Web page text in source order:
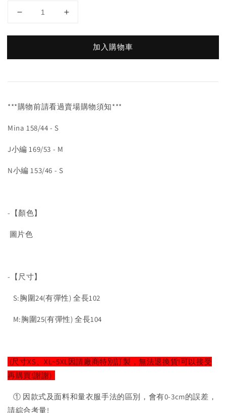
加入購物車
***購物前請看過賣場購物須知***
Mina 158/44 - S
J小編 169/53 - M
N小編 153/46 - S
-【顏色】
圖片色
-【尺寸】
S:胸圍24(有彈性) 全長102
M:胸圍25(有彈性) 全長104
(尺寸XS、XL~5XL因請廠商特別訂製，無法退換貨!可以接受
再購買!謝謝)
① 因款式及面料和量衣服手法的區別，會有0-3cm的誤差，
請綜合考量!